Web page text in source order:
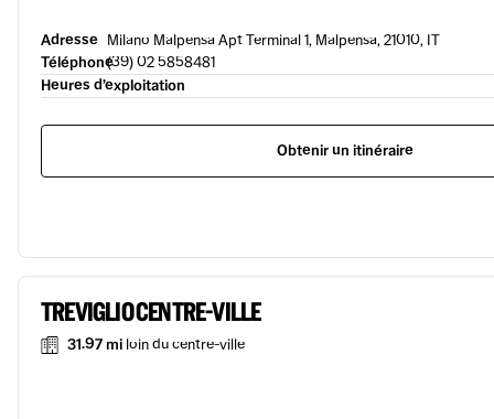
Adresse Milano Malpensa Apt Terminal 1, Malpensa, 21010, IT
Téléphone(39) 02 5858481
Heures d’exploitation
Obtenir un itinéraire
TREVIGLIO CENTRE-VILLE
31.97 mi loin du centre-ville